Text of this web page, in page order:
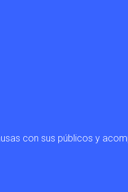
con sus públicos y